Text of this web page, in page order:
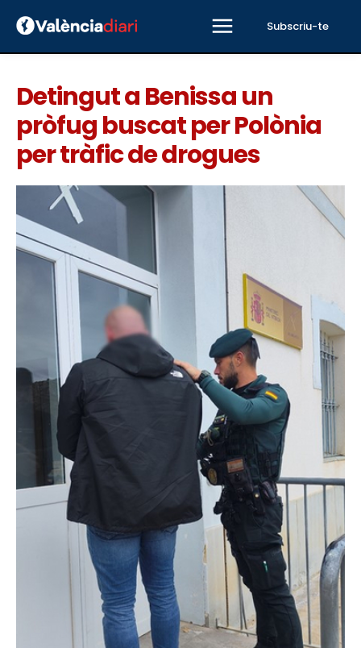
Subscriu-te
Detingut a Benissa un
pròfug buscat per Polònia
per tràfic de drogues